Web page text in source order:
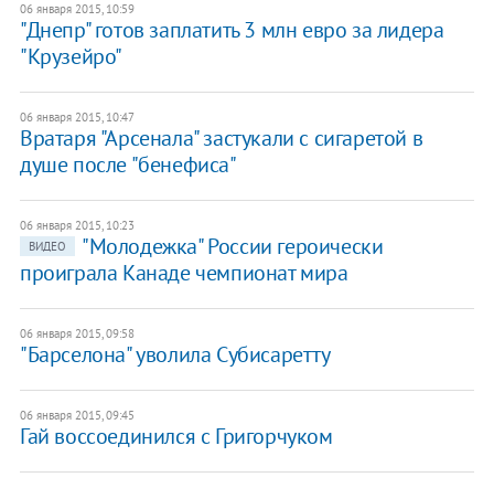
06 января 2015, 10:59
"Днепр" готов заплатить 3 млн евро за лидера
"Крузейро"
06 января 2015, 10:47
Вратаря "Арсенала" застукали с сигаретой в
душе после "бенефиса"
06 января 2015, 10:23
ВИДЕО
"Молодежка" России героически
проиграла Канаде чемпионат мира
06 января 2015, 09:58
"Барселона" уволила Субисаретту
06 января 2015, 09:45
Гай ​воссоединился с Григорчуком